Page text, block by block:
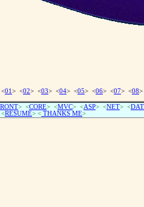
01 > <02> <03> <04> <05> <06> <07> <08
> <CORE> <MVC> <ASP> <NET> <
<RESUME> < THANKS ME>